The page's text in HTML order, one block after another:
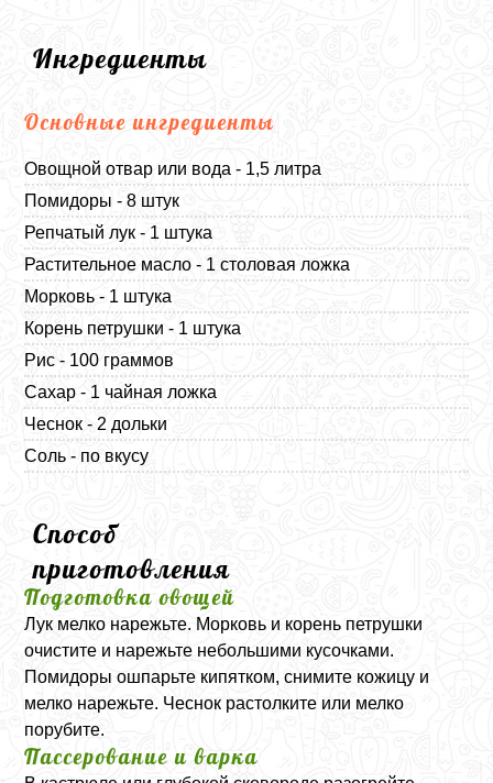
Ингредиенты
Основные ингредиенты
Овощной отвар или вода - 1,5 литра
Помидоры - 8 штук
Репчатый лук - 1 штука
Растительное масло - 1 столовая ложка
Морковь - 1 штука
Корень петрушки - 1 штука
Рис - 100 граммов
Сахар - 1 чайная ложка
Чеснок - 2 дольки
Соль - по вкусу
Способ
приготовления
Подготовка овощей
Лук мелко нарежьте. Морковь и корень петрушки
очистите и нарежьте небольшими кусочками.
Помидоры ошпарьте кипятком, снимите кожицу и
мелко нарежьте. Чеснок растолките или мелко
порубите.
Пассерование и варка